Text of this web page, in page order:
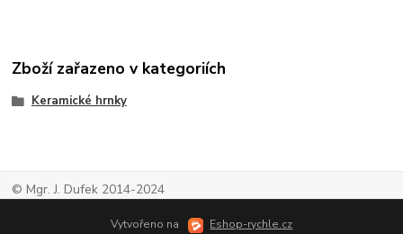
Zboží zařazeno v kategoriích
Keramické hrnky
© Mgr. J. Dufek 2014-2024
Vytvořeno na Eshop-rychle.cz